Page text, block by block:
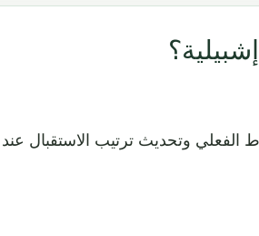
وتحديث ترتيب الاستقبال